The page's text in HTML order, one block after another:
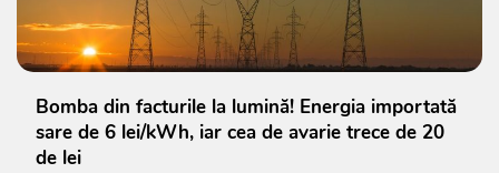
Bomba din facturile la lumină! Energia importată
sare de 6 lei/kWh, iar cea de avarie trece de 20
de lei